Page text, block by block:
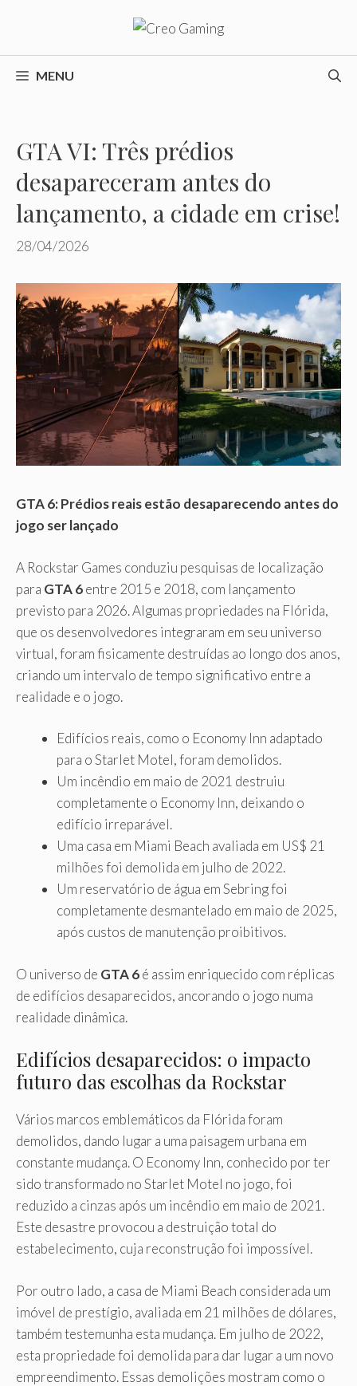
o
conteúdoMENU
GTA VI: Três prédios
desapareceram antes do
lançamento, a cidade em crise!
28/04/2026
GTA 6: Prédios reais estão desaparecendo antes do
jogo ser lançado
A Rockstar Games conduziu pesquisas de localização
para GTA 6entre 2015 e 2018, com lançamento
previsto para 2026. Algumas propriedades na Flórida,
que os desenvolvedores integraram em seu universo
virtual, foram fisicamente destruídas ao longo dos anos,
criando um intervalo de tempo significativo entre a
realidade e o jogo.
Edifícios reais, como o Economy Inn adaptado
para o Starlet Motel, foram demolidos.
Um incêndio em maio de 2021 destruiu
completamente o Economy Inn, deixando o
edifício irreparável.
Uma casa em Miami Beach avaliada em US$ 21
milhões foi demolida em julho de 2022.
Um reservatório de água em Sebring foi
completamente desmantelado em maio de 2025,
após custos de manutenção proibitivos.
O universo de GTA 6é assim enriquecido com réplicas
de edifícios desaparecidos, ancorando o jogo numa
realidade dinâmica.
Edifícios desaparecidos: o impacto
futuro das escolhas da Rockstar
Vários marcos emblemáticos da Flórida foram
demolidos, dando lugar a uma paisagem urbana em
constante mudança. O Economy Inn, conhecido por ter
sido transformado no Starlet Motel no jogo, foi
reduzido a cinzas após um incêndio em maio de 2021.
Este desastre provocou a destruição total do
estabelecimento, cuja reconstrução foi impossível.
Por outro lado, a casa de Miami Beach considerada um
imóvel de prestígio, avaliada em 21 milhões de dólares,
também testemunha esta mudança. Em julho de 2022,
esta propriedade foi demolida para dar lugar a um novo
empreendimento. Essas demolições mostram como o